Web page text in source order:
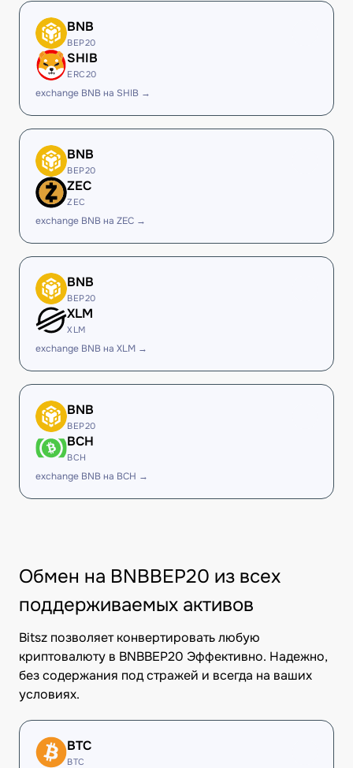
BNB
BEP20
SHIB
ERC20
exchange BNB на SHIB →
BNB
BEP20
ZEC
ZEC
exchange BNB на ZEC →
BNB
BEP20
XLM
XLM
exchange BNB на XLM →
BNB
BEP20
BCH
BCH
exchange BNB на BCH →
Обмен на BNBBEP20 из всех
поддерживаемых активов
Bitsz позволяет конвертировать любую
криптовалюту в BNBBEP20 Эффективно. Надежно,
без содержания под стражей и всегда на ваших
условиях.
BTC
BTC